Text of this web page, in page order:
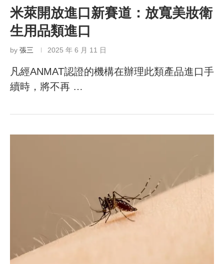
米萊開放進口新賽道：放寬美妝衛
生用品類進口
by 張三 2025 年 6 月 11 日
凡經ANMAT認證的機構在辦理此類產品進口手
續時，將不再 …